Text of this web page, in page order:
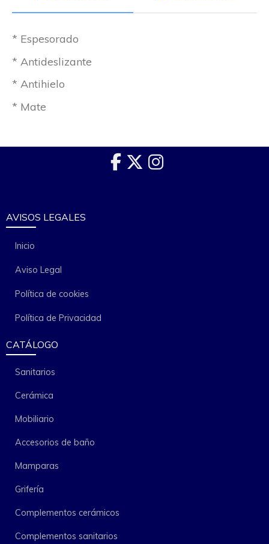
* Espesorado
* Antideslizante
* Antihielo
* Mate
AVISOS LEGALES
Inicio
Aviso Legal
Política de cookies
Política de Privacidad
CATÁLOGO
Sanitarios
Cerámica
Mobiliario
Accesorios de baño
Mamparas
Grifería
Complementos cerámicos
Complementos sanitarios